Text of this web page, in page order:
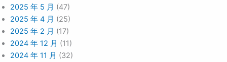
2025 年 5 月 (47)
2025 年 4 月 (25)
2025 年 2 月 (17)
2024 年 12 月 (11)
2024 年 11 月 (32)